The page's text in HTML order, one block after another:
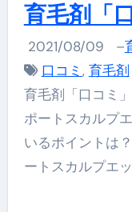
育毛剤「
2021/08/09 –
口コミ , 育毛剤
育毛剤「口コミ
ポートスカルプ
いるポイントは
ートスカルプエ